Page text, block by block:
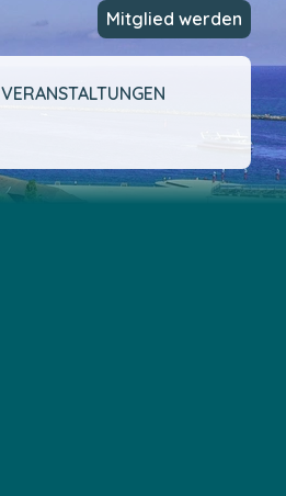
VERANSTALTUNGEN
Mitglied werden